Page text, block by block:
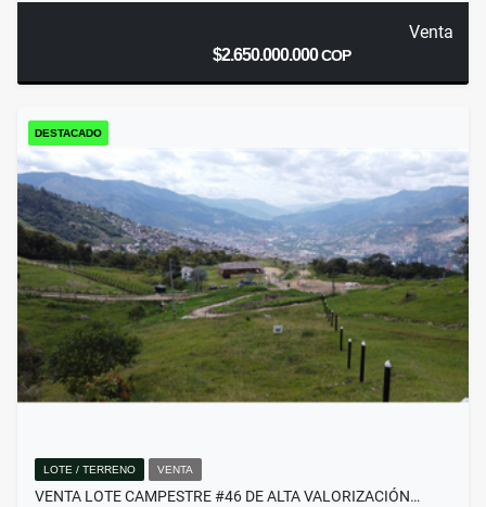
Venta
$2.650.000.000COP
DESTACADO
LOTE / TERRENO VENTA
VENTA LOTE CAMPESTRE #46 DE ALTA VALORIZACIÓN…